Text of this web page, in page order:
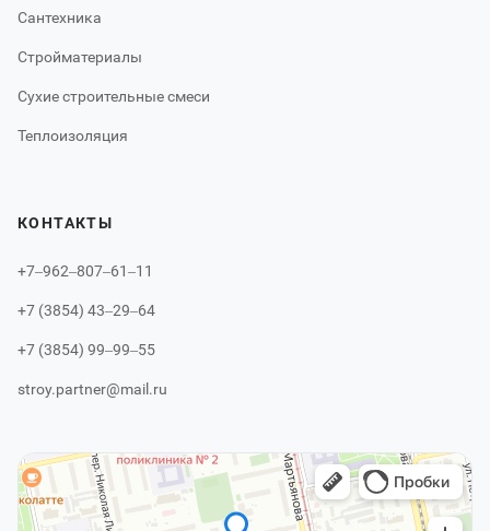
Сантехника
Стройматериалы
Сухие строительные смеси
Теплоизоляция
КОНТАКТЫ
+7‒962‒807‒61‒11
+7 (3854) 43‒29‒64
+7 (3854) 99‒99‒55
stroy.partner@mail.ru